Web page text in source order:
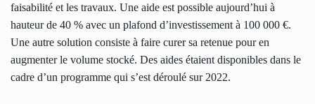
faisabilité et les travaux. Une aide est possible aujourd’hui à
hauteur de 40 % avec un plafond d’investissement à 100 000 €.
Une autre solution consiste à faire curer sa retenue pour en
augmenter le volume stocké. Des aides étaient disponibles dans le
cadre d’un programme qui s’est déroulé sur 2022.